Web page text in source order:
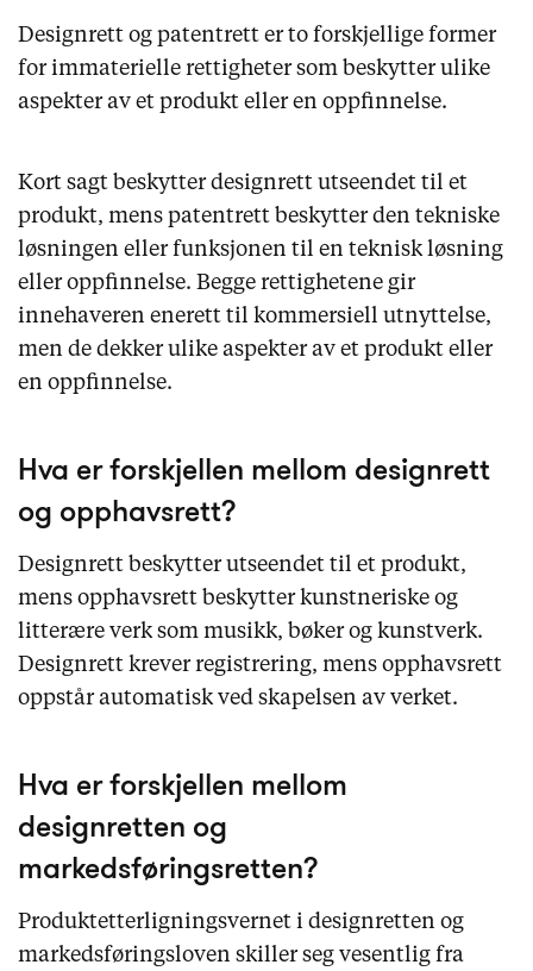
Designrett og patentrett er to forskjellige former
for immaterielle rettigheter som beskytter ulike
aspekter av et produkt eller en oppfinnelse.
Kort sagt beskytter designrett utseendet til et
produkt, mens patentrett beskytter den tekniske
løsningen eller funksjonen til en teknisk løsning
eller oppfinnelse. Begge rettighetene gir
innehaveren enerett til kommersiell utnyttelse,
men de dekker ulike aspekter av et produkt eller
en oppfinnelse.
Hva er forskjellen mellom designrett
og opphavsrett?
Designrett beskytter utseendet til et produkt,
mens opphavsrett beskytter kunstneriske og
litterære verk som musikk, bøker og kunstverk.
Designrett krever registrering, mens opphavsrett
oppstår automatisk ved skapelsen av verket.
Hva er forskjellen mellom
designretten og
markedsføringsretten?
Produktetterligningsvernet i designretten og
markedsføringsloven skiller seg vesentlig fra